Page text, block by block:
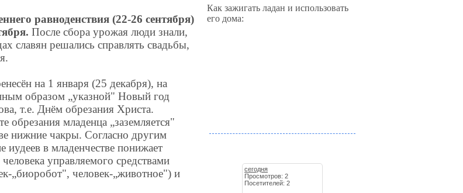
равноденствия (22-26 сентября)
После сбора урожая люди знали,
славян решались справлять свадьбы,
на 1 января (25 декабря), на
образом „указной" Новый год
т.е. Днём обрезания Христа.
обрезания младенца „заземляется"
нижние чакры. Согласно другим
иудеев в младенчестве понижает
управляемого средствами
„биоробот", человек-„животное") и
Как зажигать ладан и использовать
его дома:
сегодня
Просмотров: 2
Посетителей: 2